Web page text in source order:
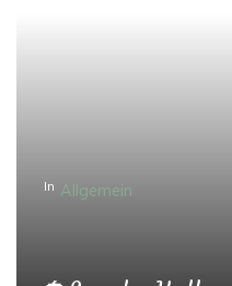
In Allgemein